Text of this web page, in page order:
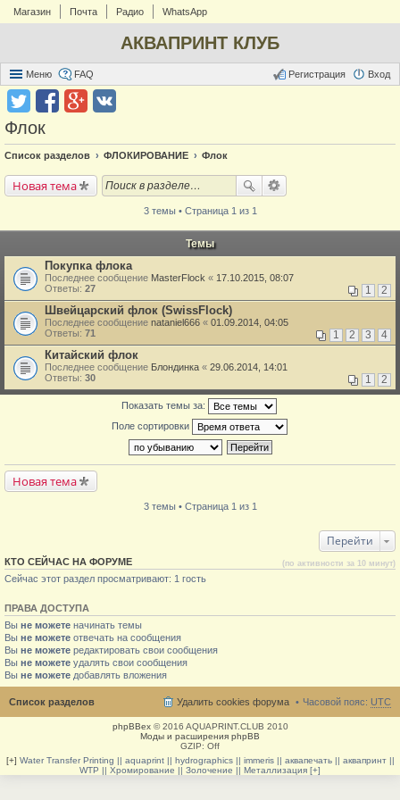
Магазин Почта Радио WhatsApp
АКВАПРИНТ КЛУБ
Меню FAQ Вход
Регистрация
Флок
Список разделов ФЛОКИРОВАНИЕ Флок
Новая тема
3 темы • Страница 1 из 1
Темы
Покупка флока
Последнее сообщение MasterFlock « 17.10.2015, 08:07
Ответы: 27 1 2
Швейцарский флок (SwissFlock)
Последнее сообщение nataniel666 « 01.09.2014, 04:05
Ответы: 71 1 2 3 4
Китайский флок
Последнее сообщение Блондинка « 29.06.2014, 14:01
Ответы: 30 1 2
Показать темы за:
Поле сортировки
Новая тема
3 темы • Страница 1 из 1
Перейти
КТО СЕЙЧАС НА ФОРУМЕ (по активности за 10 минут)
Сейчас этот раздел просматривают: 1 гость
ПРАВА ДОСТУПА
Вы не можете начинать темы
Вы не можете отвечать на сообщения
Вы не можете редактировать свои сообщения
Вы не можете удалять свои сообщения
Вы не можете добавлять вложения
Список разделов Часовой пояс: UTC
Удалить cookies форума
phpBBex© 2016 AQUAPRINT.CLUB 2010
Моды и расширения phpBB
GZIP: Off
[+] Water Transfer Printing || aquaprint || hydrographics || immeris || аквапечать || аквапринт ||
WTP || Хромирование || Золочение || Металлизация [+]